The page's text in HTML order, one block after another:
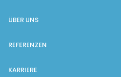
ÜBER UNS
REFERENZEN
KARRIERE